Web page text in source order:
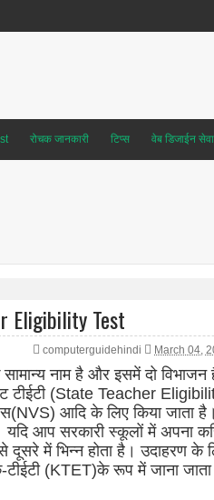
रोचक जानकारी टिप्स वेब डिजाईन सेवा
Eligibility Test
computerguidehindi March 04,
नाम है और इसमें दो
(State Teacher
आदि के लिए किया जाता है।
यदि आप सरकारी स्कूलों में
दूसरे में भिन्न होता है। उदाहरण के
टीईटी (KTET)के रूप में जाना